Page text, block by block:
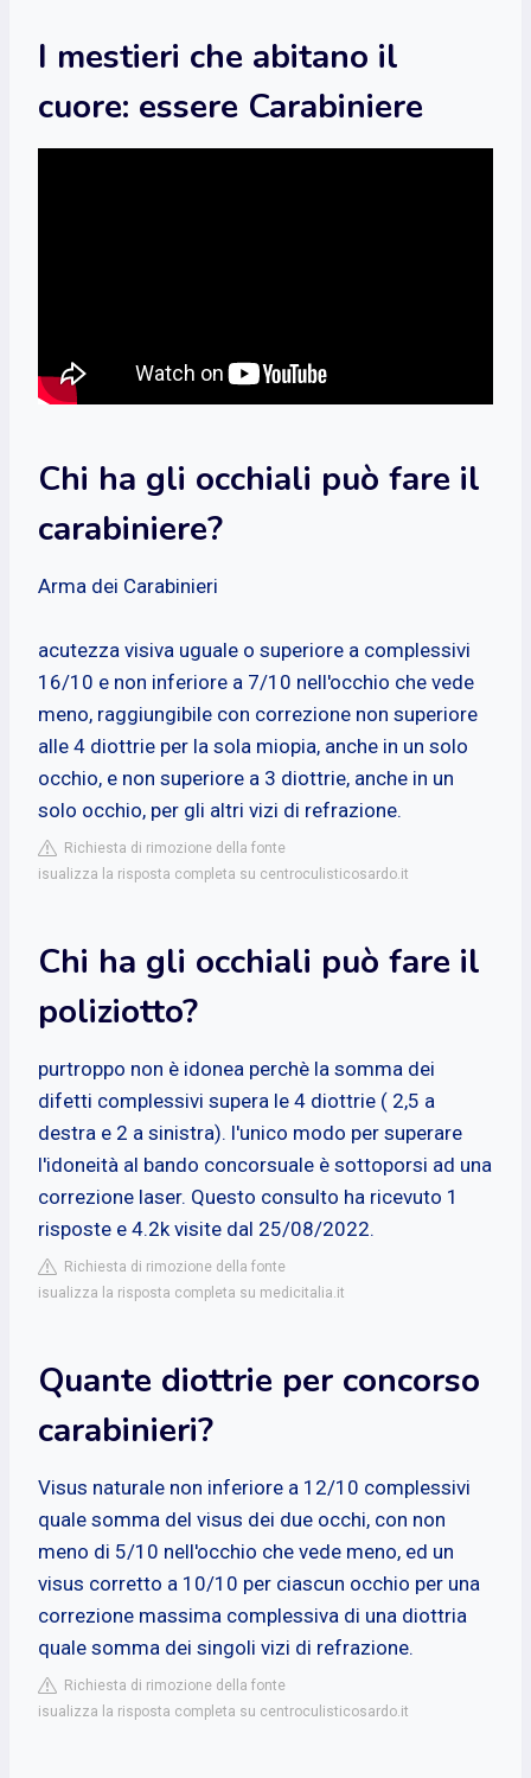
I mestieri che abitano il
cuore: essere Carabiniere
Chi ha gli occhiali può fare il
carabiniere?
Arma dei Carabinieri
acutezza visiva uguale o superiore a complessivi
16/10 e non inferiore a 7/10 nell'occhio che vede
meno, raggiungibile con correzione non superiore
alle 4 diottrie per la sola miopia, anche in un solo
occhio, e non superiore a 3 diottrie, anche in un
solo occhio, per gli altri vizi di refrazione.
Richiesta di rimozione della fonte
isualizza la risposta completa su centroculisticosardo.it
Chi ha gli occhiali può fare il
poliziotto?
purtroppo non è idonea perchè la somma dei
difetti complessivi supera le 4 diottrie ( 2,5 a
destra e 2 a sinistra). l'unico modo per superare
l'idoneità al bando concorsuale è sottoporsi ad una
correzione laser. Questo consulto ha ricevuto 1
risposte e 4.2k visite dal 25/08/2022.
Richiesta di rimozione della fonte
isualizza la risposta completa su medicitalia.it
Quante diottrie per concorso
carabinieri?
Visus naturale non inferiore a 12/10 complessivi
quale somma del visus dei due occhi, con non
meno di 5/10 nell'occhio che vede meno, ed un
visus corretto a 10/10 per ciascun occhio per una
correzione massima complessiva di una diottria
quale somma dei singoli vizi di refrazione.
Richiesta di rimozione della fonte
isualizza la risposta completa su centroculisticosardo.it